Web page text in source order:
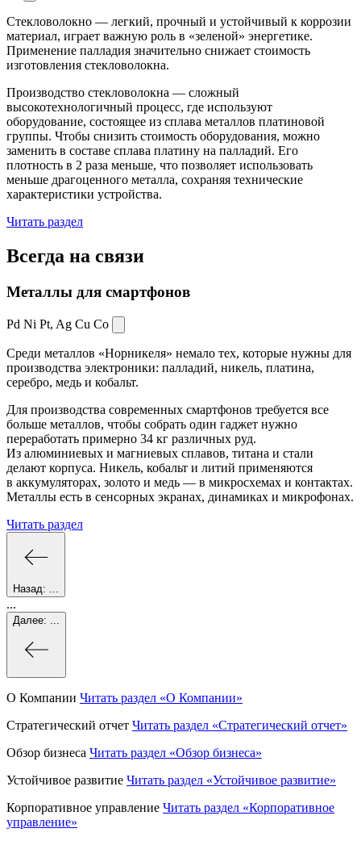
Стекловолокно — легкий, прочный и устойчивый к коррозии
материал, играет важную роль в «зеленой» энергетике.
Применение палладия значительно снижает стоимость
изготовления стекловолокна.
Производство стекловолокна — сложный
высокотехнологичный процесс, где используют
оборудование, состоящее из сплава металлов платиновой
группы. Чтобы снизить стоимость оборудования, можно
заменить в составе сплава платину на палладий. Его
плотность в 2 раза меньше, что позволяет использовать
меньше драгоценного металла, сохраняя технические
характеристики устройства.
Читать раздел
Всегда на связи
Металлы для смартфонов
Pd Ni Pt, Ag Cu Co
Среди металлов «Норникеля» немало тех, которые нужны для
производства электроники: палладий, никель, платина,
серебро, медь и кобальт.
Для производства современных смартфонов требуется все
больше металлов, чтобы собрать один гаджет нужно
переработать примерно 34 кг различных руд.
Из алюминиевых и магниевых сплавов, титана и стали
делают корпуса. Никель, кобальт и литий применяются
в аккумуляторах, золото и медь — в микросхемах и контактах.
Металлы есть в сенсорных экранах, динамиках и микрофонах.
Читать раздел
Назад:
...
Далее:
О Компании Читать раздел «О Компании»
Стратегический отчет Читать раздел «Стратегический отчет»
Обзор бизнеса Читать раздел «Обзор бизнеса»
Устойчивое развитие Читать раздел «Устойчивое развитие»
Корпоративное управление Читать раздел «Корпоративное
управление»